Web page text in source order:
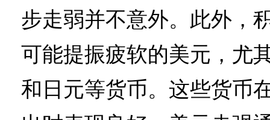
步走弱并不意外。此外，
可能提振疲软的美元，尤
和日元等货币。这些货币